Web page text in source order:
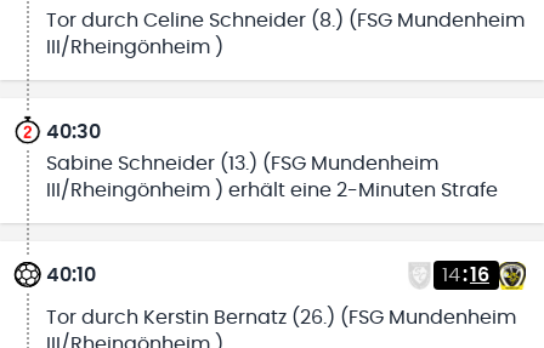
Tor durch Celine Schneider (8.) (FSG Mundenheim
III/Rheingönheim )
40:30
Sabine Schneider (13.) (FSG Mundenheim
III/Rheingönheim ) erhält eine 2-Minuten Strafe
40:10 14:16
Tor durch Kerstin Bernatz (26.) (FSG Mundenheim
III/Rheingönheim )